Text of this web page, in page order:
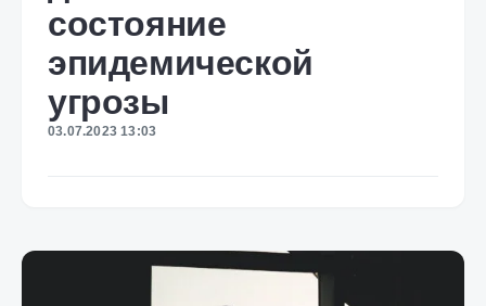
состояние
эпидемической
угрозы
03.07.2023 13:03